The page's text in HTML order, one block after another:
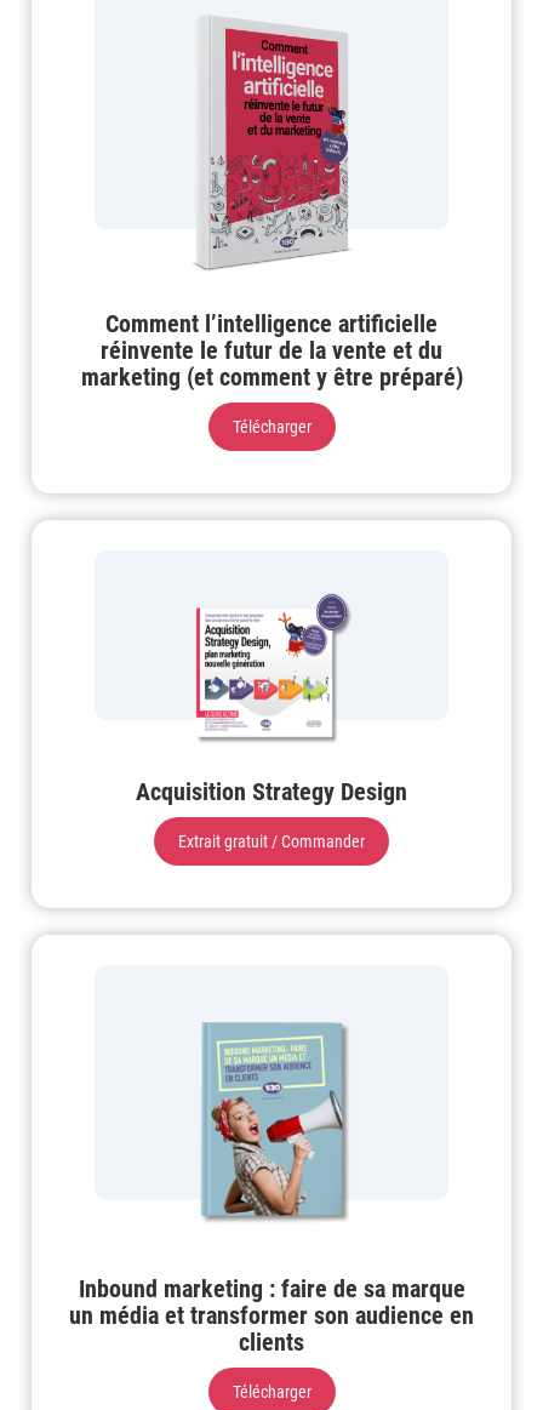
Comment l’intelligence artificielle
réinvente le futur de la vente et du
marketing (et comment y être préparé)
Télécharger
Acquisition Strategy Design
Extrait gratuit / Commander
Inbound marketing : faire de sa marque
un média et transformer son audience en
clients
Télécharger